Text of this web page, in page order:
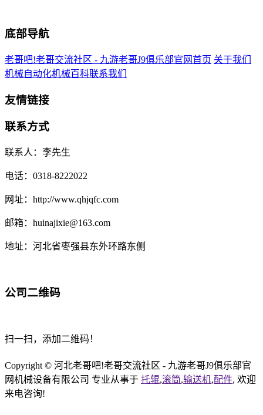
底部导航
老哥吧!老哥交流社区 - 九游老哥J9俱乐部官网首页 关于我们
机械自动化机械百科联系我们
友情链接
联系方式
联系人：李先生
电话：0318-8222022
网址：http://www.qhjqfc.com
邮箱：huinajixie@163.com
地址：河北省枣强县东外环路东侧
公司二维码
扫一扫，添加二维码！
Copyright © 河北老哥吧!老哥交流社区 - 九游老哥J9俱乐部官
网机械设备有限公司 专业从事于 托辊,滚筒,输送机,配件, 欢迎
来电咨询!